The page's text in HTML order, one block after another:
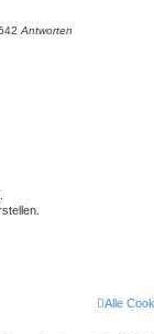
2 Antworten
Alle